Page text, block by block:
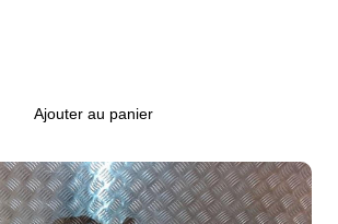
Ajouter au panier